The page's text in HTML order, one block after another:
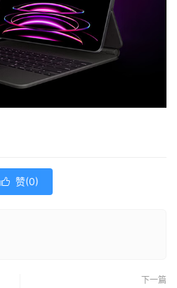
 赞(0)
下一篇